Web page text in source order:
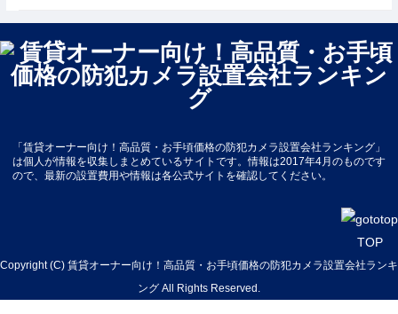
「賃貸オーナー向け！高品質・お手頃価格の防犯カメラ設置会社ランキング」
は個人が情報を収集しまとめているサイトです。情報は2017年4月のものです
ので、最新の設置費用や情報は各公式サイトを確認してください。
TOP
Copyright (C) 賃貸オーナー向け！高品質・お手頃価格の防犯カメラ設置会社ランキ
ング All Rights Reserved.